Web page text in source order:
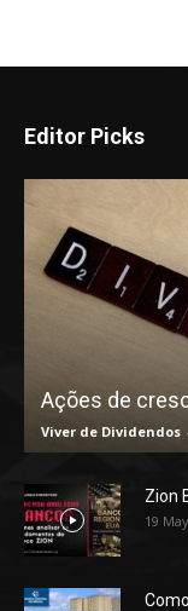
Editor Picks
Ações de
Viver de Dividendos
Zion
19